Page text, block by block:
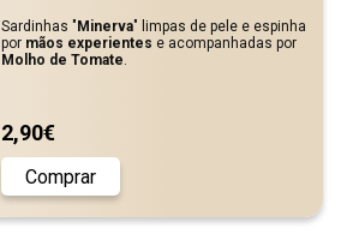
Sardinhas " Minerva" limpas de pele e espinha
por mãos experientes e acompanhadas por
Molho de Tomate.
2,90€
Comprar